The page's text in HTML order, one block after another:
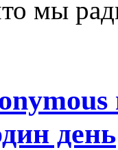
мы
день